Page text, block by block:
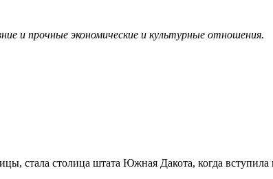
прочные экономические и культурные отношения.
стала столица штата Южная Дакота, когда